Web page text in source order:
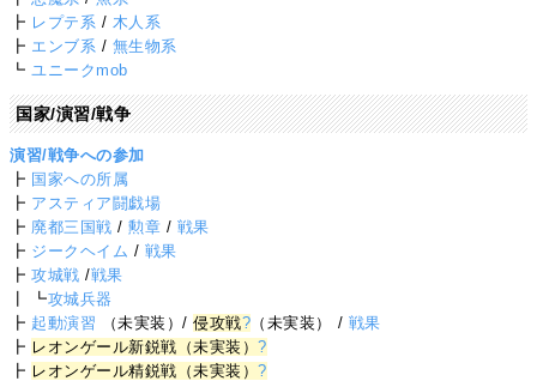
┣ レプテ系 / 木人系
┣ エンブ系 / 無生物系
┗ユニークmob
国家/演習/戦争
演習/戦争への参加
┣ 国家への所属
┣ アスティア闘戯場
┣ 廃都三国戦 /勲章 / 戦果
┣ ジークヘイム / 戦果
┣攻城戦 /戦果
┃ ┗攻城兵器
┣ 起動演習 （未実装）/侵攻戦? （未実装） / 戦果
┣ レオンゲール新鋭戦（未実装）?
┣ レオンゲール精鋭戦（未実装）?